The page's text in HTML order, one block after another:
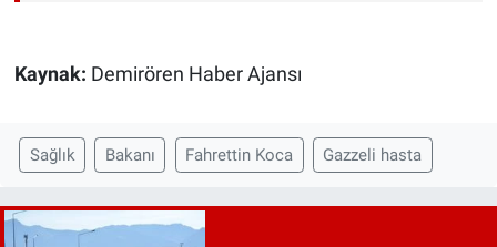
Kaynak: Demirören Haber Ajansı
Sağlık Bakanı Fahrettin Koca Gazzeli hasta